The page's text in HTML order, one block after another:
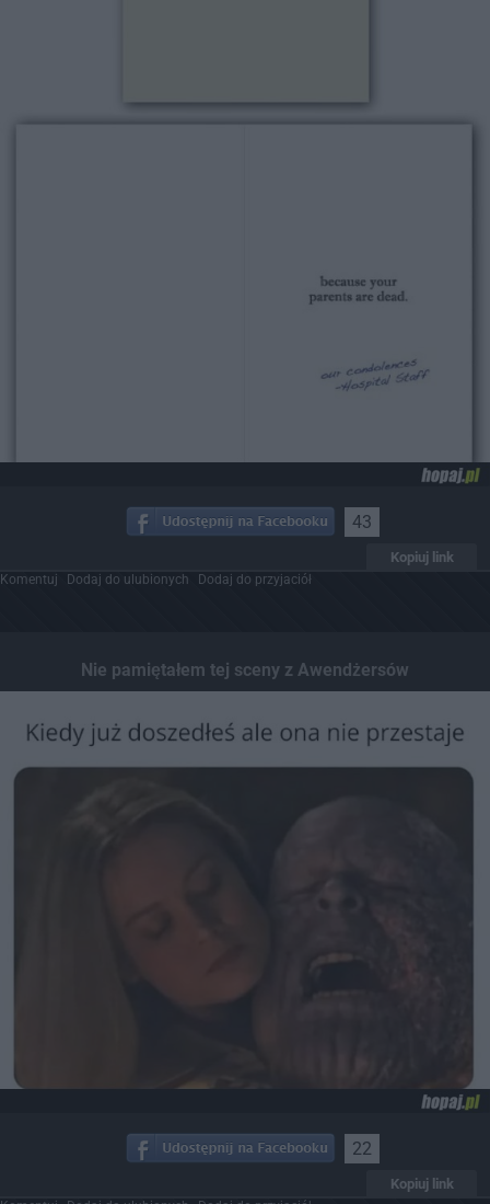
43
Kopiuj link
Komentuj Dodaj do ulubionych Dodaj do przyjaciół
Nie pamiętałem tej sceny z Awendżersów
22
Kopiuj link